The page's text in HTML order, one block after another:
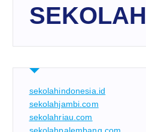
SEKOLAH
sekolahindonesia.id
sekolahjambi.com
sekolahriau.com
sekolahpalembang.com